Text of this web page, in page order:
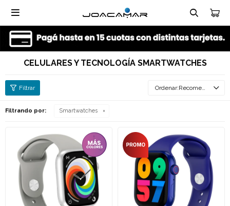

CELULARES Y TECNOLOGÍA SMARTWATCHES
Recomendados
Filtrando por: Smartwatches